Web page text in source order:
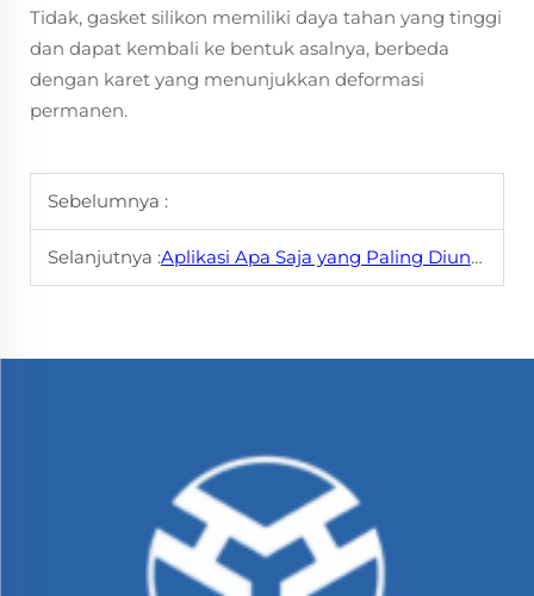
Tidak, gasket silikon memiliki daya tahan yang tinggi
dan dapat kembali ke bentuk asalnya, berbeda
dengan karet yang menunjukkan deformasi
permanen.
Sebelumnya :
Selanjutnya :Aplikasi Apa Saja yang Paling Diuntungkan dengan Penggunaan Gasket Silikon?